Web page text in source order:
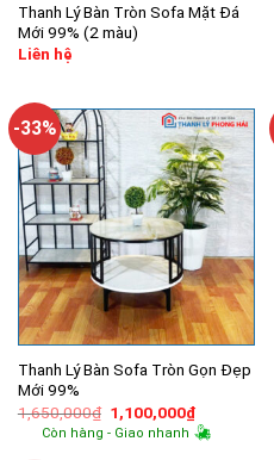
Thanh Lý Bàn Tròn Sofa Mặt Đá
Mới 99% (2 màu)
Liên hệ
-33%
Thanh Lý Bàn Sofa Tròn Gọn Đẹp
Mới 99%
1,650,000₫ Giá
gốc
là:
1,100,000₫Giá
hiện
tại
Còn hàng - Giao nhanh